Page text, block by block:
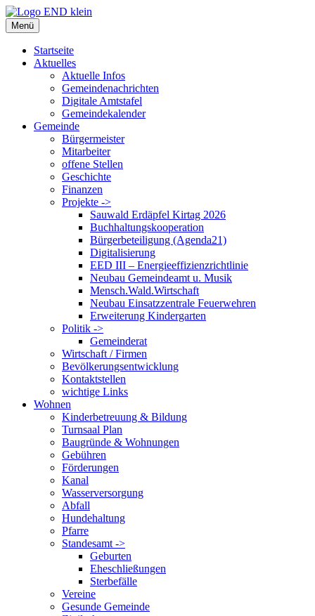
Zum
Inhalt
springen
Menü
Startseite
Aktuelles
Aktuelle Infos
Gemeindenachrichten
Digitale Amtstafel
Gemeindekalender
Gemeinde
Bürgermeister
Mitarbeiter
offene Stellen
Geschichte
Finanzen
Projekte ->
Sauwald Erdäpfel Kirtag 2026
Buchhaltungskooperation
Bürgerbeteiligung (Agenda21)
Digitalisierung
EED III – Energieeffizienzrichtlinie
Neubau Gemeindeamt u. Musik
Mensch.Wald.Wirtschaft
Neubau Einsatzzentrale Feuerwehren
Erweiterung Kindergarten
Politik ->
Gemeinderat
Wirtschaft / Firmen
Bevölkerungsentwicklung
Kontaktstellen
wichtige Links
Wohnen
Kinderbetreuung & Bildung
Turnsaal Plan
Baugründe & Wohnungen
Gebühren
Förderungen
Kanal
Wasserversorgung
Abfall
Hundehaltung
Pfarre
Standesamt ->
Geburten
Eheschließungen
Sterbefälle
Vereine
Gesunde Gemeinde